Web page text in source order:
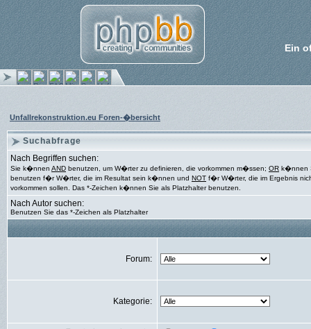
Ein
Unfallrekonstruktion.eu Foren-�bersicht
Suchabfrage
Nach Begriffen suchen:
Sie k�nnen AND benutzen, um W�rter zu definieren, die vorkommen m�ssen; OR k�nnen
benutzen f�r W�rter, die im Resultat sein k�nnen und NOT f�r W�rter, die im Ergebnis
vorkommen sollen. Das *-Zeichen k�nnen Sie als Platzhalter benutzen.
Nach Autor suchen:
Benutzen Sie das *-Zeichen als Platzhalter
Forum:
Kategorie: